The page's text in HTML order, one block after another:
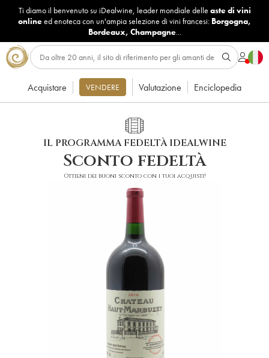
Ti diamo il benvenuto su iDealwine, leader mondiale delle aste di vini
onlineed enoteca con un'ampia selezione di vini francesi: Borgogna,
Bordeaux, Champagne...
Acquistare VENDERE Valutazione Enciclopedia
IL PROGRAMMA FEDELTÀ IDEALWINE
Sconto fedeltà
Ottieni dei buoni sconto con i tuoi acquisti!